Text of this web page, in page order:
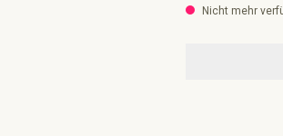
Nicht mehr